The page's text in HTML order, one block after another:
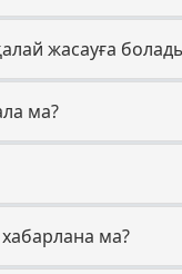
жасауға
ма?
ма?